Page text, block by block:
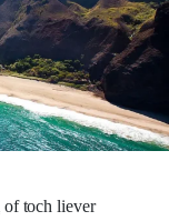
of toch liever